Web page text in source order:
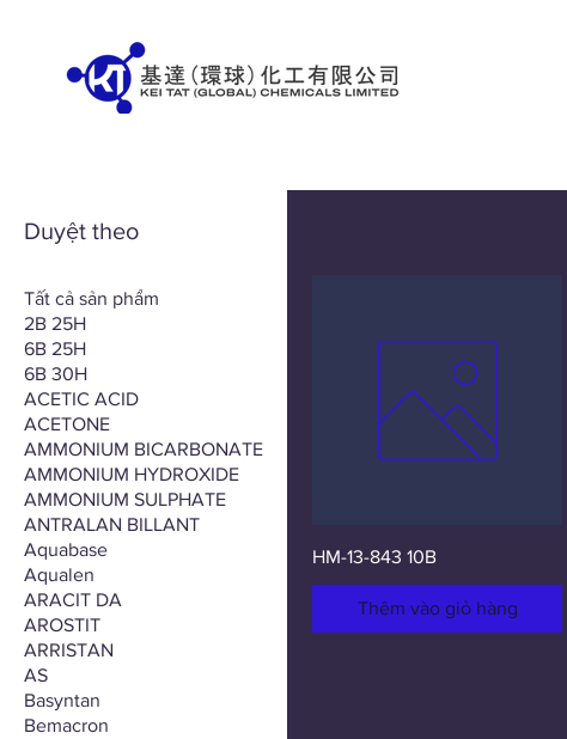
Duyệt theo
Tất cả sản phẩm
2B 25H
6B 25H
6B 30H
ACETIC ACID
ACETONE
AMMONIUM BICARBONATE
AMMONIUM HYDROXIDE
AMMONIUM SULPHATE
ANTRALAN BILLANT
Aquabase
Aqualen
ARACIT DA
AROSTIT
ARRISTAN
AS
Basyntan
Bemacron
HM-13-843 10B
Thêm vào giỏ hàng